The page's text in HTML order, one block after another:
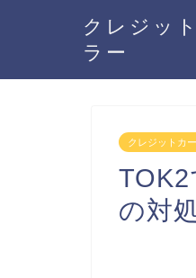
クレジッ
ラー
クレジットカ
の対